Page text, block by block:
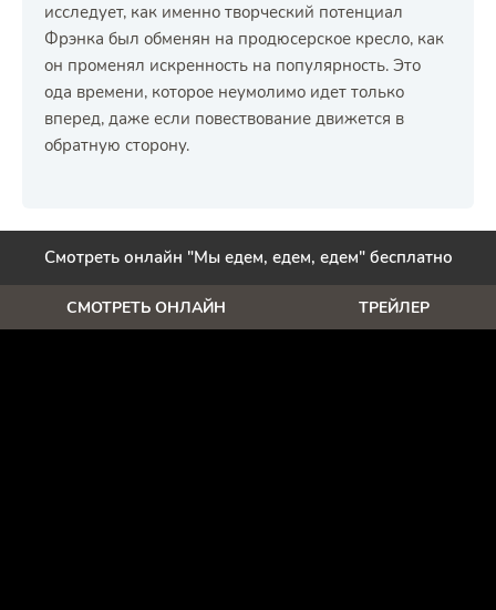
исследует, как именно творческий потенциал
Фрэнка был обменян на продюсерское кресло, как
он променял искренность на популярность. Это
ода времени, которое неумолимо идет только
вперед, даже если повествование движется в
обратную сторону.
Смотреть онлайн "Мы едем, едем, едем" бесплатно
СМОТРЕТЬ ОНЛАЙН ТРЕЙЛЕР